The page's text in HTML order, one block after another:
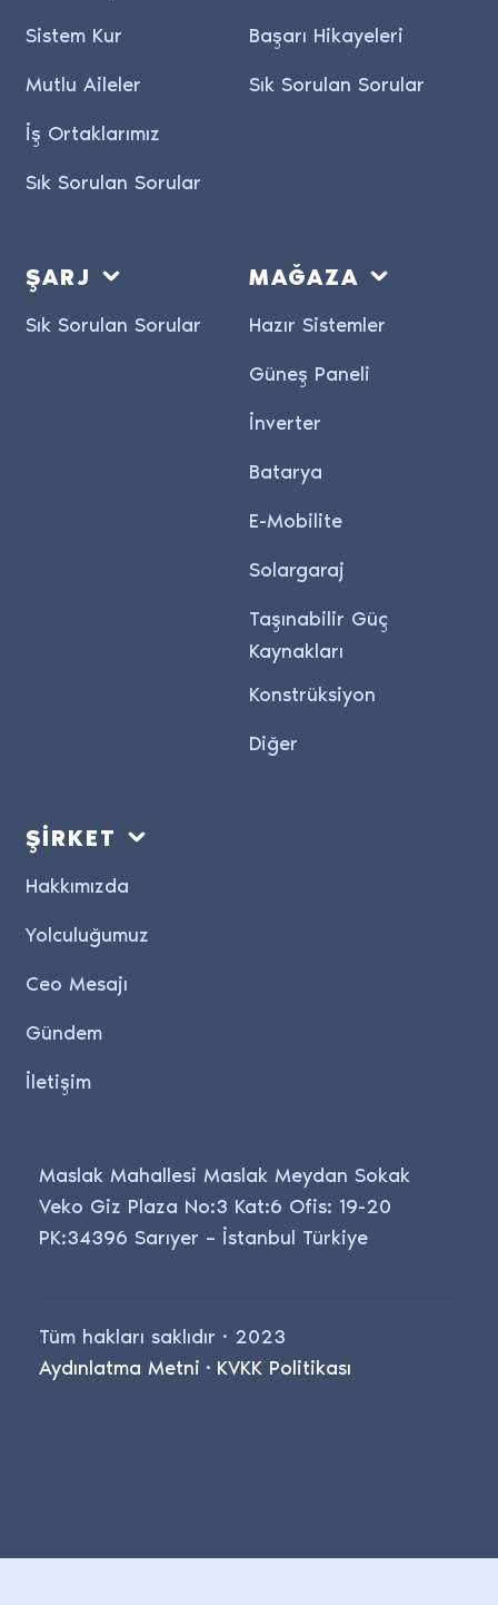
Sistem Kur
Mutlu Aileler
İş Ortaklarımız
Sık Sorulan Sorular
Başarı Hikayeleri
Sık Sorulan Sorular
ŞARJ
Sık Sorulan Sorular
MAĞAZA
Hazır Sistemler
Güneş Paneli
İnverter
Batarya
E-Mobilite
Solargaraj
Taşınabilir Güç
Kaynakları
Konstrüksiyon
Diğer
ŞİRKET
Hakkımızda
Yolculuğumuz
Ceo Mesajı
Gündem
İletişim
Maslak Mahallesi Maslak Meydan Sokak
Veko Giz Plaza No:3 Kat:6 Ofis: 19-20
PK:34396 Sarıyer – İstanbul Türkiye
Tüm hakları saklıdır · 2023
Aydınlatma Metni · KVKK Politikası